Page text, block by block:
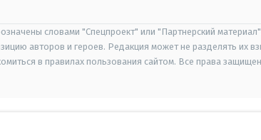
словами "Спецпроект" или "Партнерский
авторов и героев. Редакция может не разделять их
в правилах пользования сайтом. Все права